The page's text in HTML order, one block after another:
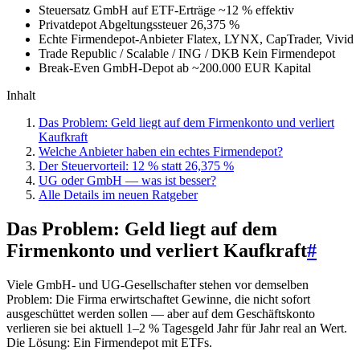
Steuersatz GmbH auf ETF-Erträge ~12 % effektiv
Privatdepot Abgeltungssteuer 26,375 %
Echte Firmendepot-AnbieterFlatex, LYNX, CapTrader, Vivid
Trade Republic / Scalable / ING / DKB Kein Firmendepot
Break-Even GmbH-Depot ab ~200.000 EUR Kapital
Inhalt
Das Problem: Geld liegt auf dem Firmenkonto und verliert
Kaufkraft
Welche Anbieter haben ein echtes Firmendepot?
Der Steuervorteil: 12 % statt 26,375 %
UG oder GmbH — was ist besser?
Alle Details im neuen Ratgeber
Das Problem: Geld liegt auf dem
Firmenkonto und verliert Kaufkraft#
Viele GmbH- und UG-Gesellschafter stehen vor demselben
Problem: Die Firma erwirtschaftet Gewinne, die nicht sofort
ausgeschüttet werden sollen — aber auf dem Geschäftskonto
verlieren sie bei aktuell 1–2 % Tagesgeld Jahr für Jahr real an Wert.
Die Lösung: Ein Firmendepot mit ETFs.